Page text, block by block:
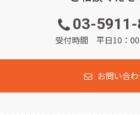
03-
受付時間 平日10：
お問い合